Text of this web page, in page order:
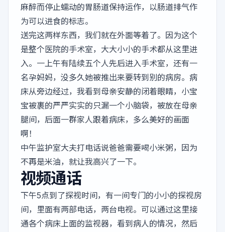
麻醉而停止蠕动的胃肠道保持运作，以肠道排气作
为可以进食的标志。
送完这两样东西，我们就在外面等着了。因为这个
是整个医院的手术室，大大小小的手术都从这里进
入。一上午有陆续五个人先后进入手术室，还有一
名孕妈妈，没多久她被推出来要转到别的病房。病
床从旁边经过，我看到母亲安静的闭着眼睛，小宝
宝被裹的严严实实的只漏一个小脑袋，被放在母亲
腿间，后面一群家人跟着病床，多么美好的画面
啊！
中午监护室大夫打电话说爸爸需要喝小米粥，因为
不再是米油，就让我高兴了一下。
视频通话
下午5点到了探视时间，有一间专门的小小的探视房
间，里面有两部电话，两台电视。可以通过这里接
通各个病床上面的监视器，看到病人的情况，然后